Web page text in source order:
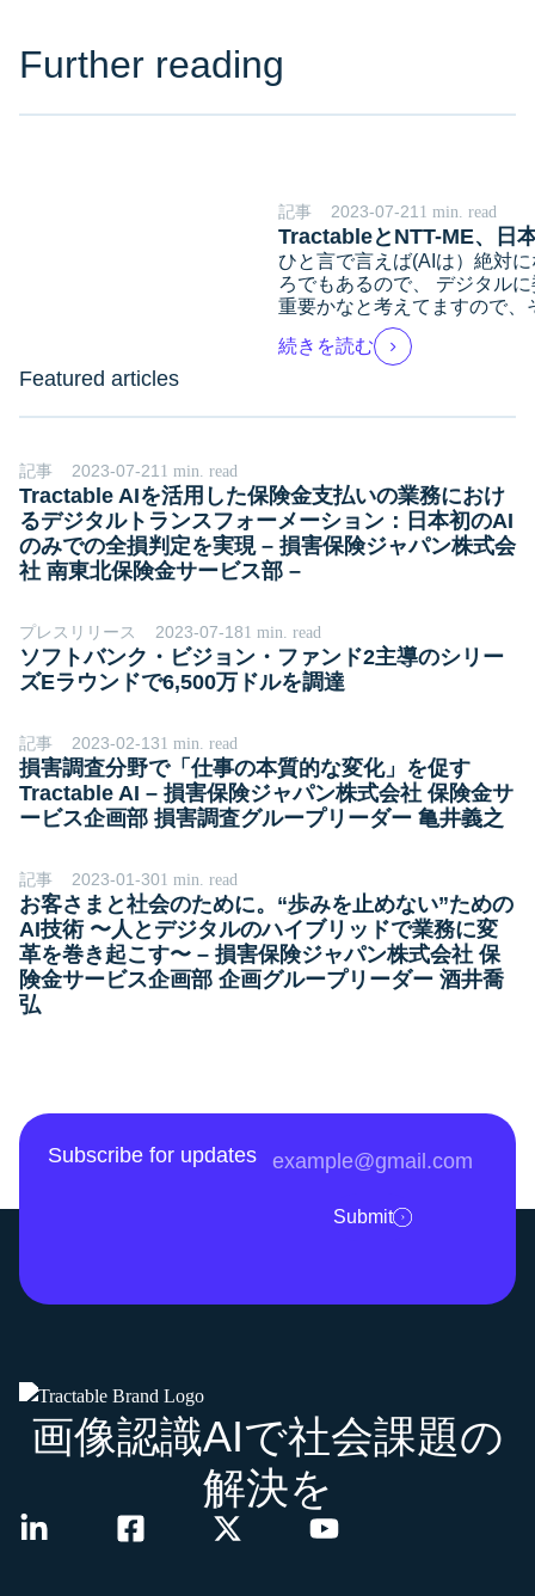
Further reading
記事 2023-07-21 1 min. read
TractableとNTT-ME、日
ひと言で言えば(AIは）絶対
ろでもあるので、 デジタル
重要かなと考えてますので
続きを読む
Featured articles
記事 2023-07-21 1 min. read
Tractable AIを活用した保険金支払いの業務におけ
るデジタルトランスフォーメーション：日本初のAI
のみでの全損判定を実現 – 損害保険ジャパン株式会
社 南東北保険金サービス部 –
プレスリリース 2023-07-181 min. read
ソフトバンク・ビジョン・ファンド2主導のシリー
ズEラウンドで6,500万ドルを調達
記事 2023-02-131 min. read
損害調査分野で「仕事の本質的な変化」を促す
Tractable AI – 損害保険ジャパン株式会社 保険金サ
ービス企画部 損害調査グループリーダー 亀井義之
記事 2023-01-301 min. read
お客さまと社会のために。“歩みを止めない”ための
AI技術 〜人とデジタルのハイブリッドで業務に変
革を巻き起こす〜 – 損害保険ジャパン株式会社 保
険金サービス企画部 企画グループリーダー 酒井喬
弘
Subscribe for updates
Submit
画像認識AIで社会課題の
解決を